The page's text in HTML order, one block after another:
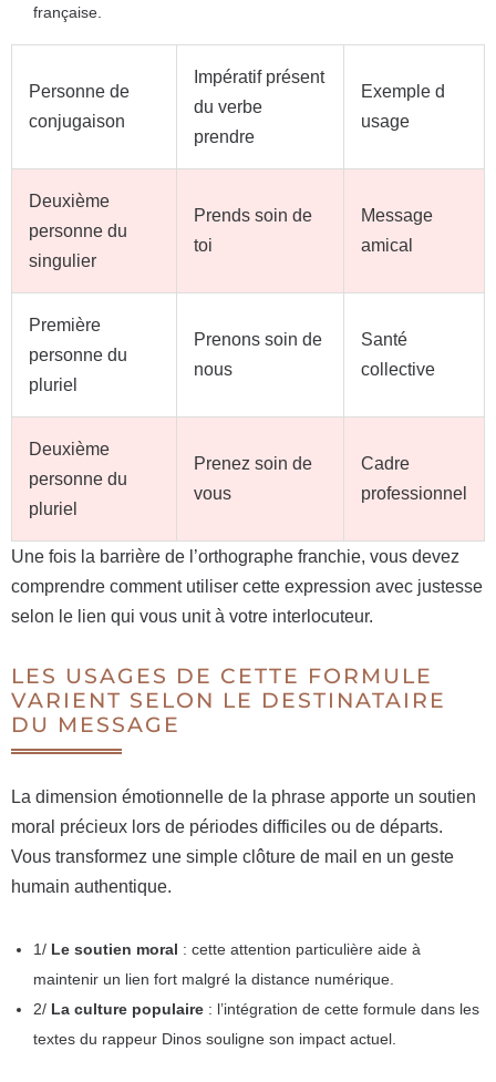
française.
Personne de
conjugaison
Impératif présent
du verbe
prendre
Exemple d
usage
Deuxième
personne du
singulier
Prends soin de
toi
Message
amical
Première
personne du
pluriel
Prenons soin de
nous
Santé
collective
Deuxième
personne du
pluriel
Prenez soin de
vous
Cadre
professionnel
Une fois la barrière de l’orthographe franchie, vous devez
comprendre comment utiliser cette expression avec justesse
selon le lien qui vous unit à votre interlocuteur.
LES USAGES DE CETTE FORMULE
VARIENT SELON LE DESTINATAIRE
DU MESSAGE
La dimension émotionnelle de la phrase apporte un soutien
moral précieux lors de périodes difficiles ou de départs.
Vous transformez une simple clôture de mail en un geste
humain authentique.
1/ Le soutien moral : cette attention particulière aide à
maintenir un lien fort malgré la distance numérique.
2/ La culture populaire : l’intégration de cette formule dans les
textes du rappeur Dinos souligne son impact actuel.